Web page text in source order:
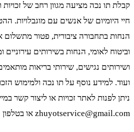
קבלת תו נכה מציעה מגוון רחב של
חיי היומיום של אנשים עם מוגבלויות.
הנחות בתחבורה ציבורית, פטור
וביטוח לאומי, הנחות בשירותים
ושירותים נגישים, שירותי בריאות
ועוד. למידע נוסף על תו נכה ולמימוש
ניתן לפנות לאתר זכויות או ליצור קשר
zhuyotservice@gmail.com או בטלפון 054-7930431.